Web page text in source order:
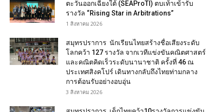
ตะวันออกเฉียงใต้ (SEAProTI) ตบเท้าเข้ารับ
รางวัล “Rising Star in Arbitrations”
1 สิงหาคม 2026
สมุทรปราการ นักเรียนไทยสร้างชื่อเสียงระดับ
โลกคว้า 127 รางวัล จากเวทีแข่งขันคณิตศาสตร์
และคณิตคิดเร็วระดับนานาชาติ ครั้งที่ 46 ณ
ประเทศสิงคโปร์ เดินทางกลับถึงไทยท่ามกลาง
การต้อนรับอย่างอบอุ่น
3 สิงหาคม 2026